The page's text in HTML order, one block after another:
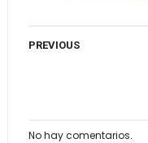
PREVIOUS
No hay comentarios.